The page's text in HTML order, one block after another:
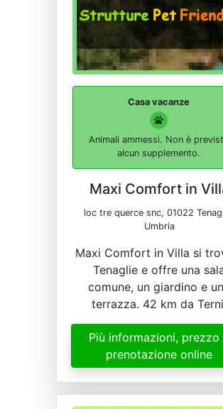
Casa vacanze
Animali ammessi. Non è
alcun supplemento.
Maxi Comfort in
loc tre querce snc, 01022
Umbria
Maxi Comfort in Villa si
Tenaglie e offre una
comune, un giardino e
terrazza. 42 km da
Più informazioni, prezzo
prenotazione online